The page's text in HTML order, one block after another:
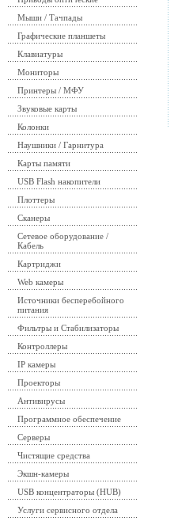
Мыши / Тачпады
Графические планшеты
Клавиатуры
Мониторы
Принтеры / МФУ
Звуковые карты
Колонки
Наушники / Гарнитура
Карты памяти
USB Flash накопители
Плоттеры
Сканеры
Сетевое оборудование /
Кабель
Картриджи
Web камеры
Источники бесперебойного
питания
Фильтры и Стабилизаторы
Контроллеры
IP камеры
Проекторы
Антивирусы
Программное обеспечение
Серверы
Чистящие средства
Экшн-камеры
USB концентраторы (HUB)
Услуги сервисного отдела